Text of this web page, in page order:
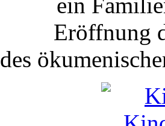
Eröffnung
des